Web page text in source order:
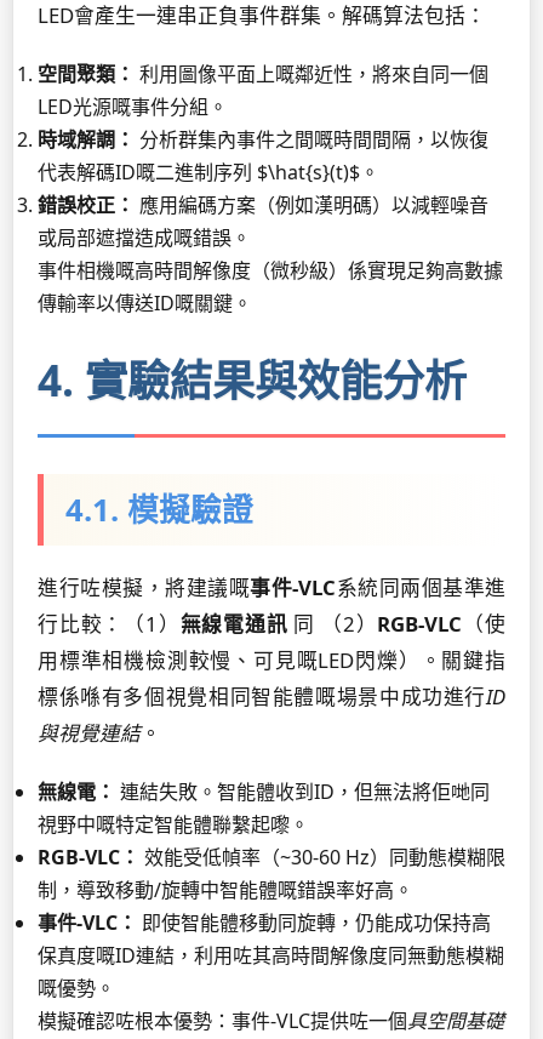
LED會產生一連串正負事件群集。解碼算法包括：
空間聚類： 利用圖像平面上嘅鄰近性，將來自同一個
LED光源嘅事件分組。
時域解調： 分析群集內事件之間嘅時間間隔，以恢復
代表解碼ID嘅二進制序列 $\hat{s}(t)$。
錯誤校正： 應用編碼方案（例如漢明碼）以減輕噪音
或局部遮擋造成嘅錯誤。
事件相機嘅高時間解像度（微秒級）係實現足夠高數據
傳輸率以傳送ID嘅關鍵。
4. 實驗結果與效能分析
4.1. 模擬驗證
進行咗模擬，將建議嘅事件-VLC系統同兩個基準進
行比較：（1） 無線電通訊 同 （2） RGB-VLC （使
用標準相機檢測較慢、可見嘅LED閃爍）。關鍵指
標係喺有多個視覺相同智能體嘅場景中成功進行ID
與視覺連結。
無線電： 連結失敗。智能體收到ID，但無法將佢哋同
視野中嘅特定智能體聯繫起嚟。
RGB-VLC： 效能受低幀率（~30-60 Hz）同動態模糊限
制，導致移動/旋轉中智能體嘅錯誤率好高。
事件-VLC： 即使智能體移動同旋轉，仍能成功保持高
保真度嘅ID連結，利用咗其高時間解像度同無動態模糊
嘅優勢。
模擬確認咗根本優勢：事件-VLC提供咗一個具空間基礎